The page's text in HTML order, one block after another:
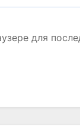
для